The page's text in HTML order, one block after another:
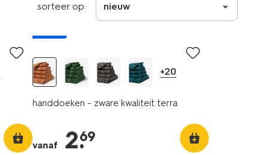
sorteer op: nieuw
+20
handdoeken - zware kwaliteit terra
vanaf 2.
69